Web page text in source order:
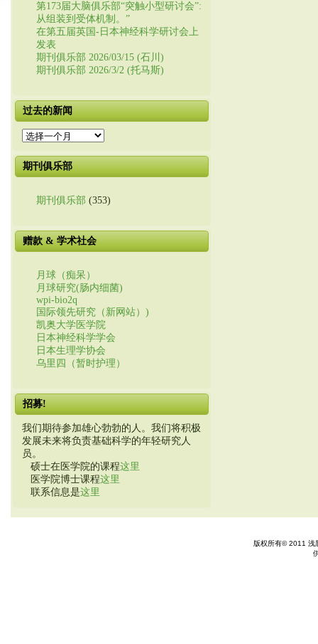
第173届大脑俱乐部“突触小型研讨会”:
从组装到受体机制。”
在第五届英国-日本神经科学研讨会上
发表
期刊俱乐部 2026/03/15 (石川)
期刊俱乐部 2026/3/2 (托马斯)
过去的新闻
过
的
新
期刊俱乐部
期刊俱乐部 (353)
赠款 & 学术社会
月球（痴呆）
月球研究(肠内细菌)
wpi-bio2q
国际领先研究（新网站）)
凯奥大学医学院
日本神经科学学会
日本生理学协会
乌里四（暂时护理）
招募!
我们期待参加雄心勃勃的人。我们将积极
发展未来将负责基础科学的年轻研究人
员。
硕士在医学院的课程这里
医学院博士课程这里
联系信息是这里
版权所有© 2011 浅